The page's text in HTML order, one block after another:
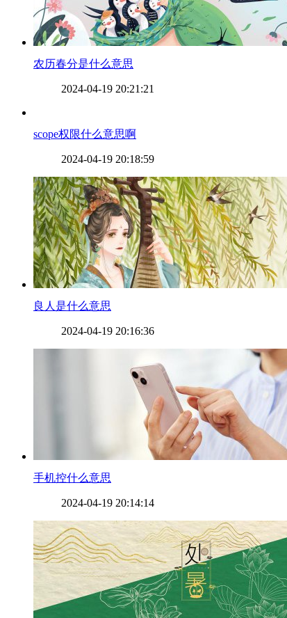
​农历春分是什么意思
2024-04-19 20:21:21
​scope权限什么意思啊
2024-04-19 20:18:59
​良人是什么意思
2024-04-19 20:16:36
​手机控什么意思
2024-04-19 20:14:14